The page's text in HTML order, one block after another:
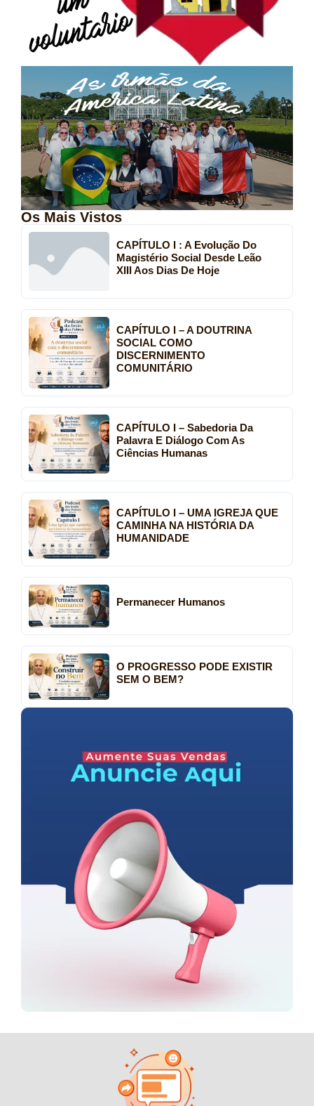
Os Mais Vistos
CAPÍTULO I : A Evolução Do
Magistério Social Desde Leão
XIII Aos Dias De Hoje
CAPÍTULO I – A DOUTRINA
SOCIAL COMO
DISCERNIMENTO
COMUNITÁRIO
CAPÍTULO I – Sabedoria Da
Palavra E Diálogo Com As
Ciências Humanas
CAPÍTULO I – UMA IGREJA QUE
CAMINHA NA HISTÓRIA DA
HUMANIDADE
Permanecer Humanos
O PROGRESSO PODE EXISTIR
SEM O BEM?